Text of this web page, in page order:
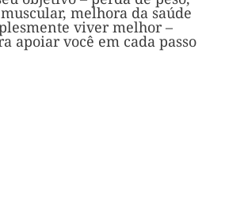
melhora da saúde
viver melhor –
apoiar você em cada passo